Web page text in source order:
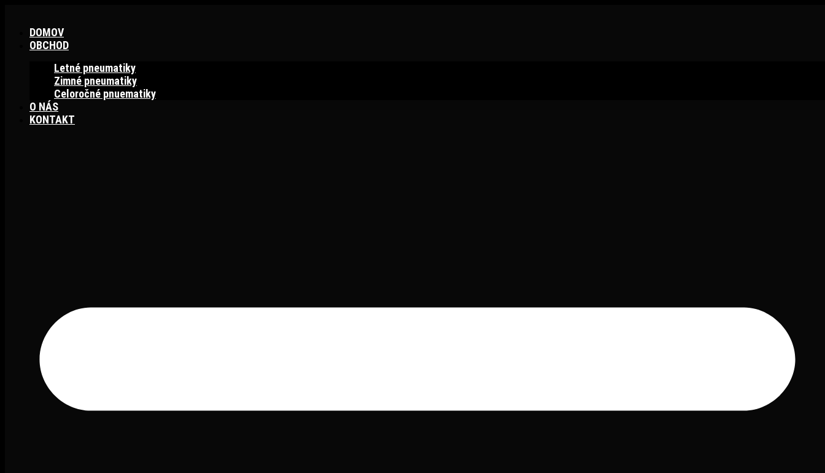
DOMOV
OBCHOD
Letné pneumatiky
Zimné pneumatiky
Celoročné pnuematiky
O NÁS
KONTAKT